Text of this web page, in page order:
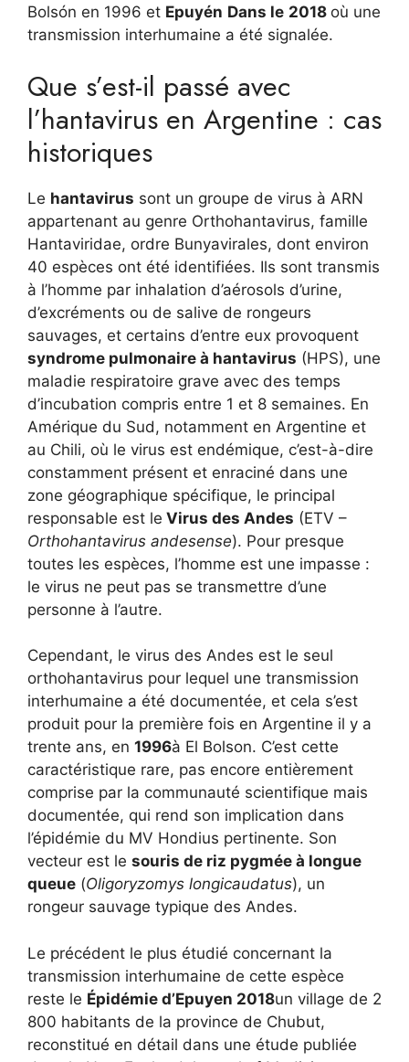
Bolsón en 1996 et Epuyén Dans le 2018 où une
transmission interhumaine a été signalée.
Que s’est-il passé avec
l’hantavirus en Argentine : cas
historiques
Le hantavirus sont un groupe de virus à ARN
appartenant au genre Orthohantavirus, famille
Hantaviridae, ordre Bunyavirales, dont environ
40 espèces ont été identifiées. Ils sont transmis
à l’homme par inhalation d’aérosols d’urine,
d’excréments ou de salive de rongeurs
sauvages, et certains d’entre eux provoquent
syndrome pulmonaire à hantavirus (HPS), une
maladie respiratoire grave avec des temps
d’incubation compris entre 1 et 8 semaines. En
Amérique du Sud, notamment en Argentine et
au Chili, où le virus est endémique, c’est-à-dire
constamment présent et enraciné dans une
zone géographique spécifique, le principal
responsable est le Virus des Andes (ETV –
Orthohantavirus andesense). Pour presque
toutes les espèces, l’homme est une impasse :
le virus ne peut pas se transmettre d’une
personne à l’autre.
Cependant, le virus des Andes est le seul
orthohantavirus pour lequel une transmission
interhumaine a été documentée, et cela s’est
produit pour la première fois en Argentine il y a
trente ans, en 1996à El Bolson. C’est cette
caractéristique rare, pas encore entièrement
comprise par la communauté scientifique mais
documentée, qui rend son implication dans
l’épidémie du MV Hondius pertinente. Son
vecteur est le souris de riz pygmée à longue
queue (Oligoryzomys longicaudatus), un
rongeur sauvage typique des Andes.
Le précédent le plus étudié concernant la
transmission interhumaine de cette espèce
reste le Épidémie d’Epuyen 2018un village de 2
800 habitants de la province de Chubut,
reconstitué en détail dans une étude publiée